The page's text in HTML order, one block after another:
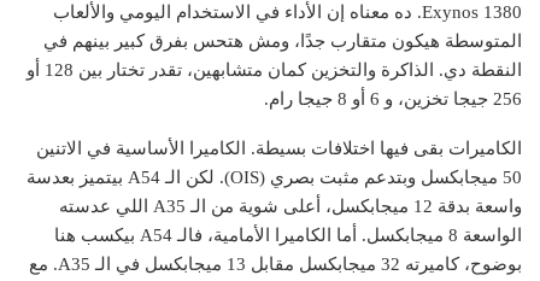
Exynos 1380. ده معناه إن الأداء في الاستخدام اليومي والألعاب
المتوسطة هيكون متقارب جدًا، ومش هتحس بفرق كبير بينهم في
النقطة دي. الذاكرة والتخزين كمان متشابهين، تقدر تختار بين 128 أو
256 جيجا تخزين، و 6 أو 8 جيجا رام.
الكاميرات بقى فيها اختلافات بسيطة. الكاميرا الأساسية في الاتنين
50 ميجابكسل وبتدعم مثبت بصري (OIS). لكن الـ A54 بيتميز بعدسة
واسعة بدقة 12 ميجابكسل، أعلى شوية من الـ A35 اللي عدسته
الواسعة 8 ميجابكسل. أما الكاميرا الأمامية، فالـ A54 بيكسب هنا
بوضوح، كاميرته 32 ميجابكسل مقابل 13 ميجابكسل في الـ A35. مع